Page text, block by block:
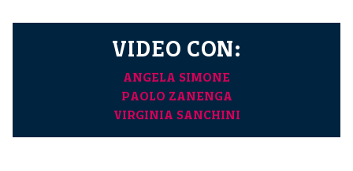
VIDEO CON:
ANGELA SIMONE
PAOLO ZANENGA
VIRGINIA SANCHINI